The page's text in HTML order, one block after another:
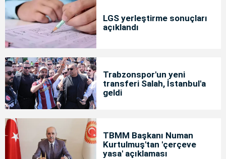
LGS yerleştirme sonuçları
açıklandı
Trabzonspor'un yeni
transferi Salah, İstanbul'a
geldi
TBMM Başkanı Numan
Kurtulmuş'tan 'çerçeve
yasa' açıklaması